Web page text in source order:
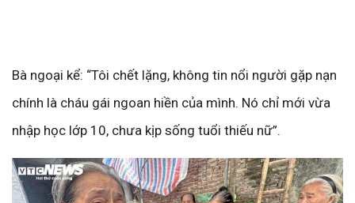
Bà ngoại kể: “Tôi chết lặng, không tin nổi người gặp nạn
chính là cháu gái ngoan hiền của mình. Nó chỉ mới vừa
nhập học lớp 10, chưa kịp sống tuổi thiếu nữ”.